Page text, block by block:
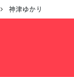
神津ゆかり